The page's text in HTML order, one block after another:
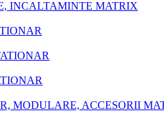
INCALTAMINTE MATRIX
MODULARE, ACCESORII